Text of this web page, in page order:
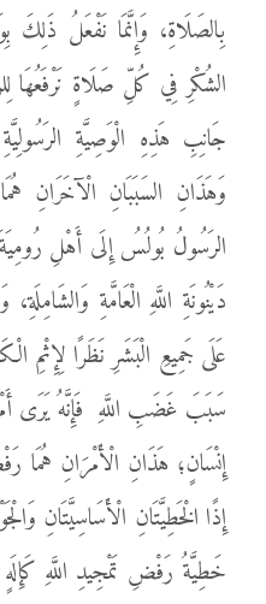
بِالصَلَاةِ، وَإِنَّمَا نَفْعَلُ ذَلِكَ
الشُكْرِ فِي كُلِّ صَلَاةٍ نَرْفَعُهَا
جَانِبِ هَذِهِ الْوَصِيَّةِ
وَهَذَانِ السَبَبَانِ الْآخَرَانِ
دَيْنُونَةِ اللَّهِ الْعَامَّةِ
عَلَى جَمِيعِ الْبَشَرِ نَظَرًا لِإِثْمِ
سَبَبَ غَضَبِ اللَّهِ فَإِنَّهُ يَرَى
إِنْسَانٍ؛ هَذَانِ الْأَمْرَانِ هُمَا
إِذًا الْخَطِيَّتَانِ الْأَسَاسِيَّتَانِ
خَطِيَّةُ رَفْضِ تَمْجِيدِ اللَّهِ كَإِلَهٍ